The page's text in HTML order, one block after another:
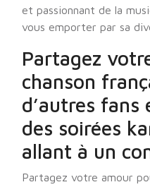
et passionnant de la
vous emporter par sa
Partagez
chanson
d’autres fans
des soirées
allant à un
Partagez votre amour